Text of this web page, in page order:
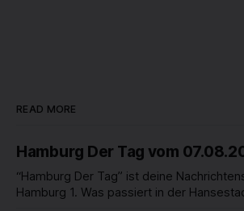
READ MORE
Hamburg Der Tag vom
“Hamburg Der Tag” ist deine
Hamburg 1. Was passiert in der